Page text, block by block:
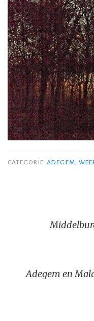
CATEGORIE ADEGEM,
navigatie
Adegem en